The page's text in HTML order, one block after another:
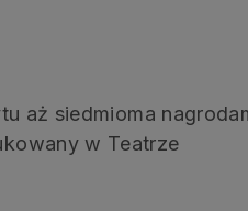
aż siedmioma
w Teatrze